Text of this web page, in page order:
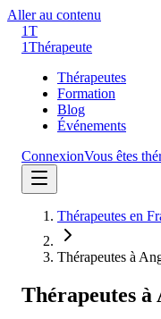
Aller au contenu
1T
1Thérapeute
Thérapeutes
Formation
Blog
Événements
ConnexionVous êtes
Thérapeutes en
Thérapeutes à
Thérapeutes à